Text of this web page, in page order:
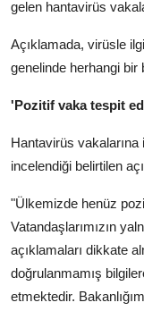
gelen hantavirüs
Açıklamada, virüsle
genelinde herhangi bir
'Pozitif vaka tespit
Hantavirüs vakalarına
incelendiği belirtilen
"Ülkemizde henüz
Vatandaşlarımızın
açıklamaları dikkate
doğrulanmamış
etmektedir.